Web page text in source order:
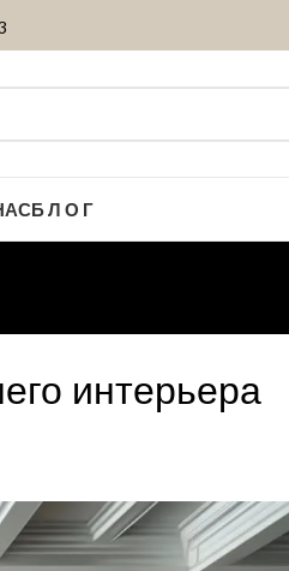
Б Л О Г
интерьера